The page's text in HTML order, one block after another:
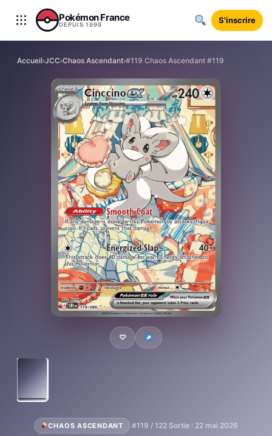
Aller au contenu
Pokémon France
DEPUIS 1999 S'inscrire
Accueil›JCC›Chaos Ascendant›#119 Chaos Ascendant #119
♡
CHAOS ASCENDANT ·#119 / 122·Sortie : 22 mai 2026